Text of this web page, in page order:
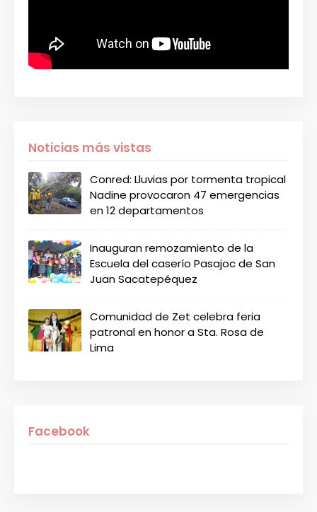
Noticias más vistas
Conred: Lluvias por tormenta tropical
Nadine provocaron 47 emergencias
en 12 departamentos
Inauguran remozamiento de la
Escuela del caserío Pasajoc de San
Juan Sacatepéquez
Comunidad de Zet celebra feria
patronal en honor a Sta. Rosa de
Lima
Facebook